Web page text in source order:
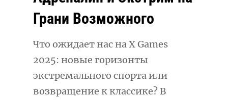
Грани Возможного
Что ожидает нас на X Games
2025: новые горизонты
экстремального спорта или
возвращение к классике? В